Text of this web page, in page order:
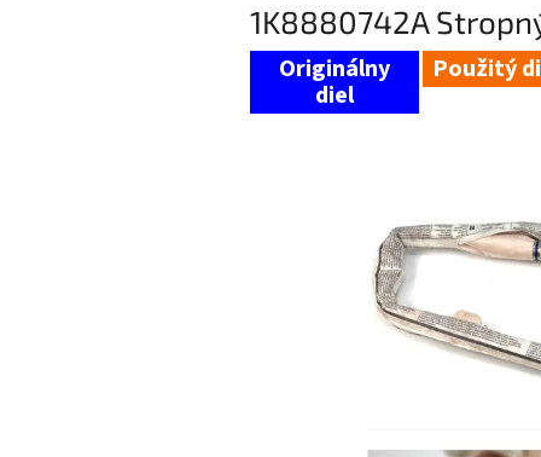
1K8880742A
Použitý